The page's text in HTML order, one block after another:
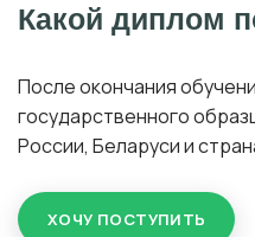
Какой диплом
После окончания
государственного
России, Беларуси и
ХОЧУ ПОСТУПИТЬ